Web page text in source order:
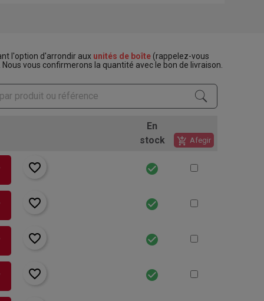
l'option d'arrondir aux unités de boîte (rappelez-vous
vous confirmerons la quantité avec le bon de livraison.
En
stock
add_shopping_cart Afegir
favorite_border check_circle
favorite_border check_circle
favorite_border check_circle
favorite_border check_circle